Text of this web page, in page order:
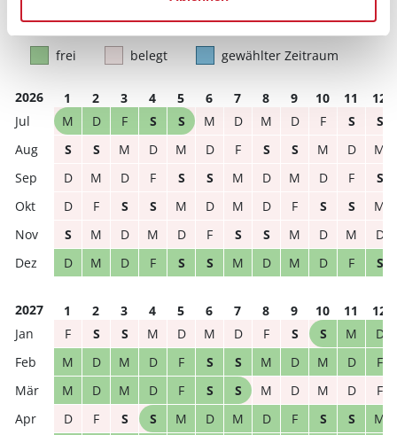
frei belegt gewählter Zeitraum
2026 1 2 3 4 5 6 7 8 9 10 11
12
M
D F S S M D M D F S
S
S
S M D M D F S S M D
M
D
M D F S S M D M D F
S
D
F S S M D M D F S S
M
S
M D M D F S S M D M
D
D
M D F S S M D M D F S
2027 1 2 3 4 5 6 7 8 9 10 11
12
F
S S M D M D F S S M
D
M
D M D F S S M D M D
F
M
D M D F S S M D M D
F
D
F S S M D M D F S S
M